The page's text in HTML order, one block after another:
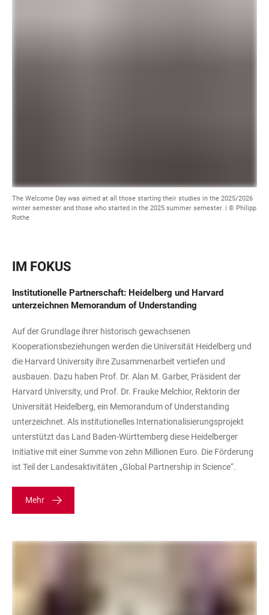
The Welcome Day was aimed at all those starting their studies in the 2025/2026
winter semester and those who started in the 2025 summer semester. | © Philipp
Rothe
IM FOKUS
Institutionelle Partnerschaft: Heidelberg und Harvard
unterzeichnen Memorandum of Understanding
Auf der Grundlage ihrer historisch gewachsenen
Kooperationsbeziehungen werden die Universität Heidelberg und
die Harvard University ihre Zusammenarbeit vertiefen und
ausbauen. Dazu haben Prof. Dr. Alan M. Garber, Präsident der
Harvard University, und Prof. Dr. Frauke Melchior, Rektorin der
Universität Heidelberg, ein Memorandum of Understanding
unterzeichnet. Als institutionelles Internationalisierungsprojekt
unterstützt das Land Baden-Württemberg diese Heidelberger
Initiative mit einer Summe von zehn Millionen Euro. Die Förderung
ist Teil der Landesaktivitäten „Global Partnership in Science“.
Mehr